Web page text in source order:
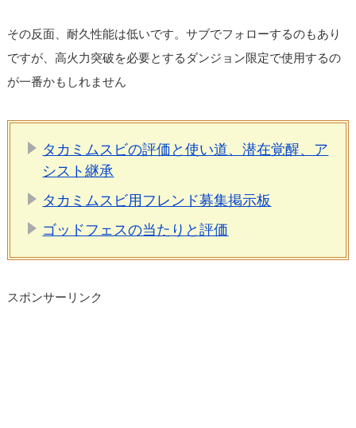
その反面、耐久性能は低いです。サブでフォローするのもあり
ですが、高火力突破を必要とするダンジョン限定で使用するの
が一番かもしれません
タカミムスビの評価と使い道、潜在覚醒、ア
シスト継承
タカミムスビ用フレンド募集掲示板
ゴッドフェスの当たりと評価
スポンサーリンク